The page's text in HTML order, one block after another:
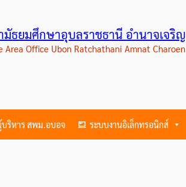
ธยมศึกษาอุบลราชธานี อำนาจเจริญ
Area Office Ubon Ratchathani Amnat Charoen
บริหาร สพม.อบอจ ระบบงานอิเล็กทรอนิกส์